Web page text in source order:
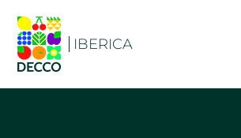
IBERICA